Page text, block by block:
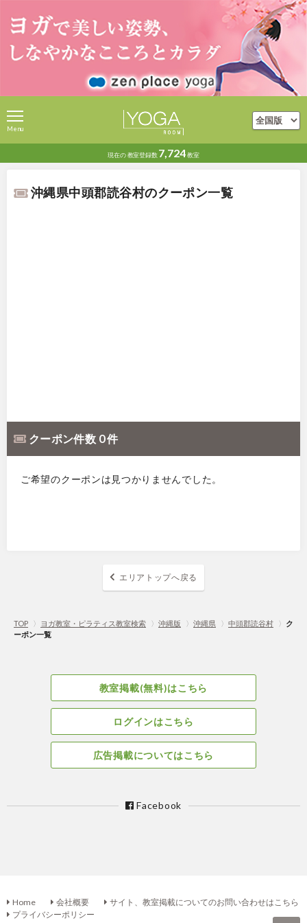
現在の教室登録数 7,724教室
Menu
沖縄県中頭郡読谷村のクーポン一覧
クーポン件数 0 件
ご希望のクーポンは見つかりませんでした。
エリアトップへ戻る
TOP 〉 ヨガ教室・ピラティス教室検索 〉 沖縄版 〉 沖縄県 〉 中頭郡読谷村 〉 ク
ーポン一覧
教室掲載(無料)はこちら
ログインはこちら
広告掲載についてはこちら
Facebook
Home 会社概要
サイト、教室掲載についてのお問い合わせはこちら
プライバシーポリシー